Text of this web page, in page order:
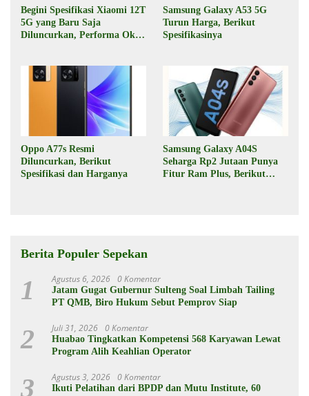
Begini Spesifikasi Xiaomi 12T
5G yang Baru Saja
Diluncurkan, Performa Oke,
Samsung Galaxy A53 5G
Turun Harga, Berikut
Spesifikasinya
Oppo A77s Resmi
Diluncurkan, Berikut
Spesifikasi dan Harganya
Samsung Galaxy A04S
Seharga Rp2 Jutaan Punya
Fitur Ram Plus, Berikut
Berita Populer Sepekan
1 Agustus 6, 2026 0 Komentar
Jatam Gugat Gubernur Sulteng Soal Limbah Tailing
PT QMB, Biro Hukum Sebut Pemprov Siap
2 Juli 31, 2026 0 Komentar
Huabao Tingkatkan Kompetensi 568 Karyawan Lewat
Program Alih Keahlian Operator
3 Agustus 3, 2026 0 Komentar
Ikuti Pelatihan dari BPDP dan Mutu Institute, 60